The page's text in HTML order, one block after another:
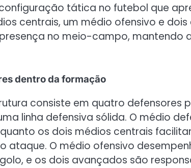
tática no futebol que
centrais, um médio ofensivo e dois
no meio-campo, mantendo
dentro da formação
consiste em quatro defensores
linha defensiva sólida. O médio
os dois médios centrais
ataque. O médio ofensivo
e os dois avançados são